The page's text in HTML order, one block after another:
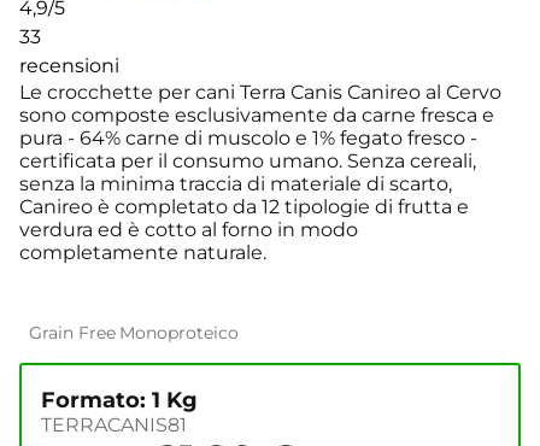
4,9/5
33
recensioni
Le crocchette per cani Terra Canis Canireo al Cervo
sono composte esclusivamente da carne fresca e
pura - 64% carne di muscolo e 1% fegato fresco -
certificata per il consumo umano. Senza cereali,
senza la minima traccia di materiale di scarto,
Canireo è completato da 12 tipologie di frutta e
verdura ed è cotto al forno in modo
completamente naturale.
Grain Free Monoproteico
Formato: 1 Kg
TERRACANIS81